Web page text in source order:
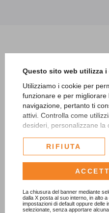
Questo sito web utilizza i
Utilizziamo i cookie per
funzionare e per
navigazione, pertanto ti
attivi. Controlla come
desideri, personalizzane la
esclusivamente previa
dell'utente.
Consulta l'informativa
RIFIUTA
La chiusura del banner mediante
dalla X posta al suo interno, in alto
impostazioni di default oppure delle
selezionate, senza apportare alcuna
da Milano- autostrada per
Carisio;
da Torino- autostrada per
da Genova - autostrada
poi seguire le indicazioni
Parcheggi:Parcheggio del
ascensore (10 min);
Funicolare del Piazzo (5
in Treno:linea Santhià-
Paolo.